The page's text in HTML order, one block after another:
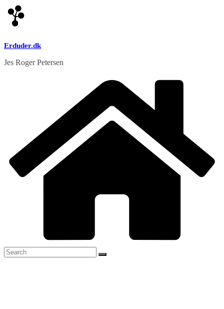
Skip
to
content
Erduder.dk
Jes Roger Petersen